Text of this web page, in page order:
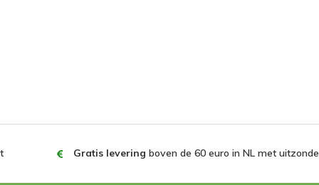
Gratis levering boven de 60 euro in NL met